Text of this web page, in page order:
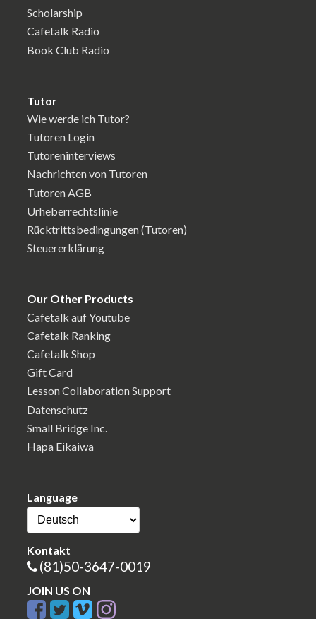
Scholarship
Cafetalk Radio
Book Club Radio
Tutor
Wie werde ich Tutor?
Tutoren Login
Tutoreninterviews
Nachrichten von Tutoren
Tutoren AGB
Urheberrechtslinie
Rücktrittsbedingungen (Tutoren)
Steuererklärung
Our Other Products
Cafetalk auf Youtube
Cafetalk Ranking
Cafetalk Shop
Gift Card
Lesson Collaboration Support
Datenschutz
Small Bridge Inc.
Hapa Eikaiwa
Language
Kontakt
(81)50-3647-0019
JOIN US ON